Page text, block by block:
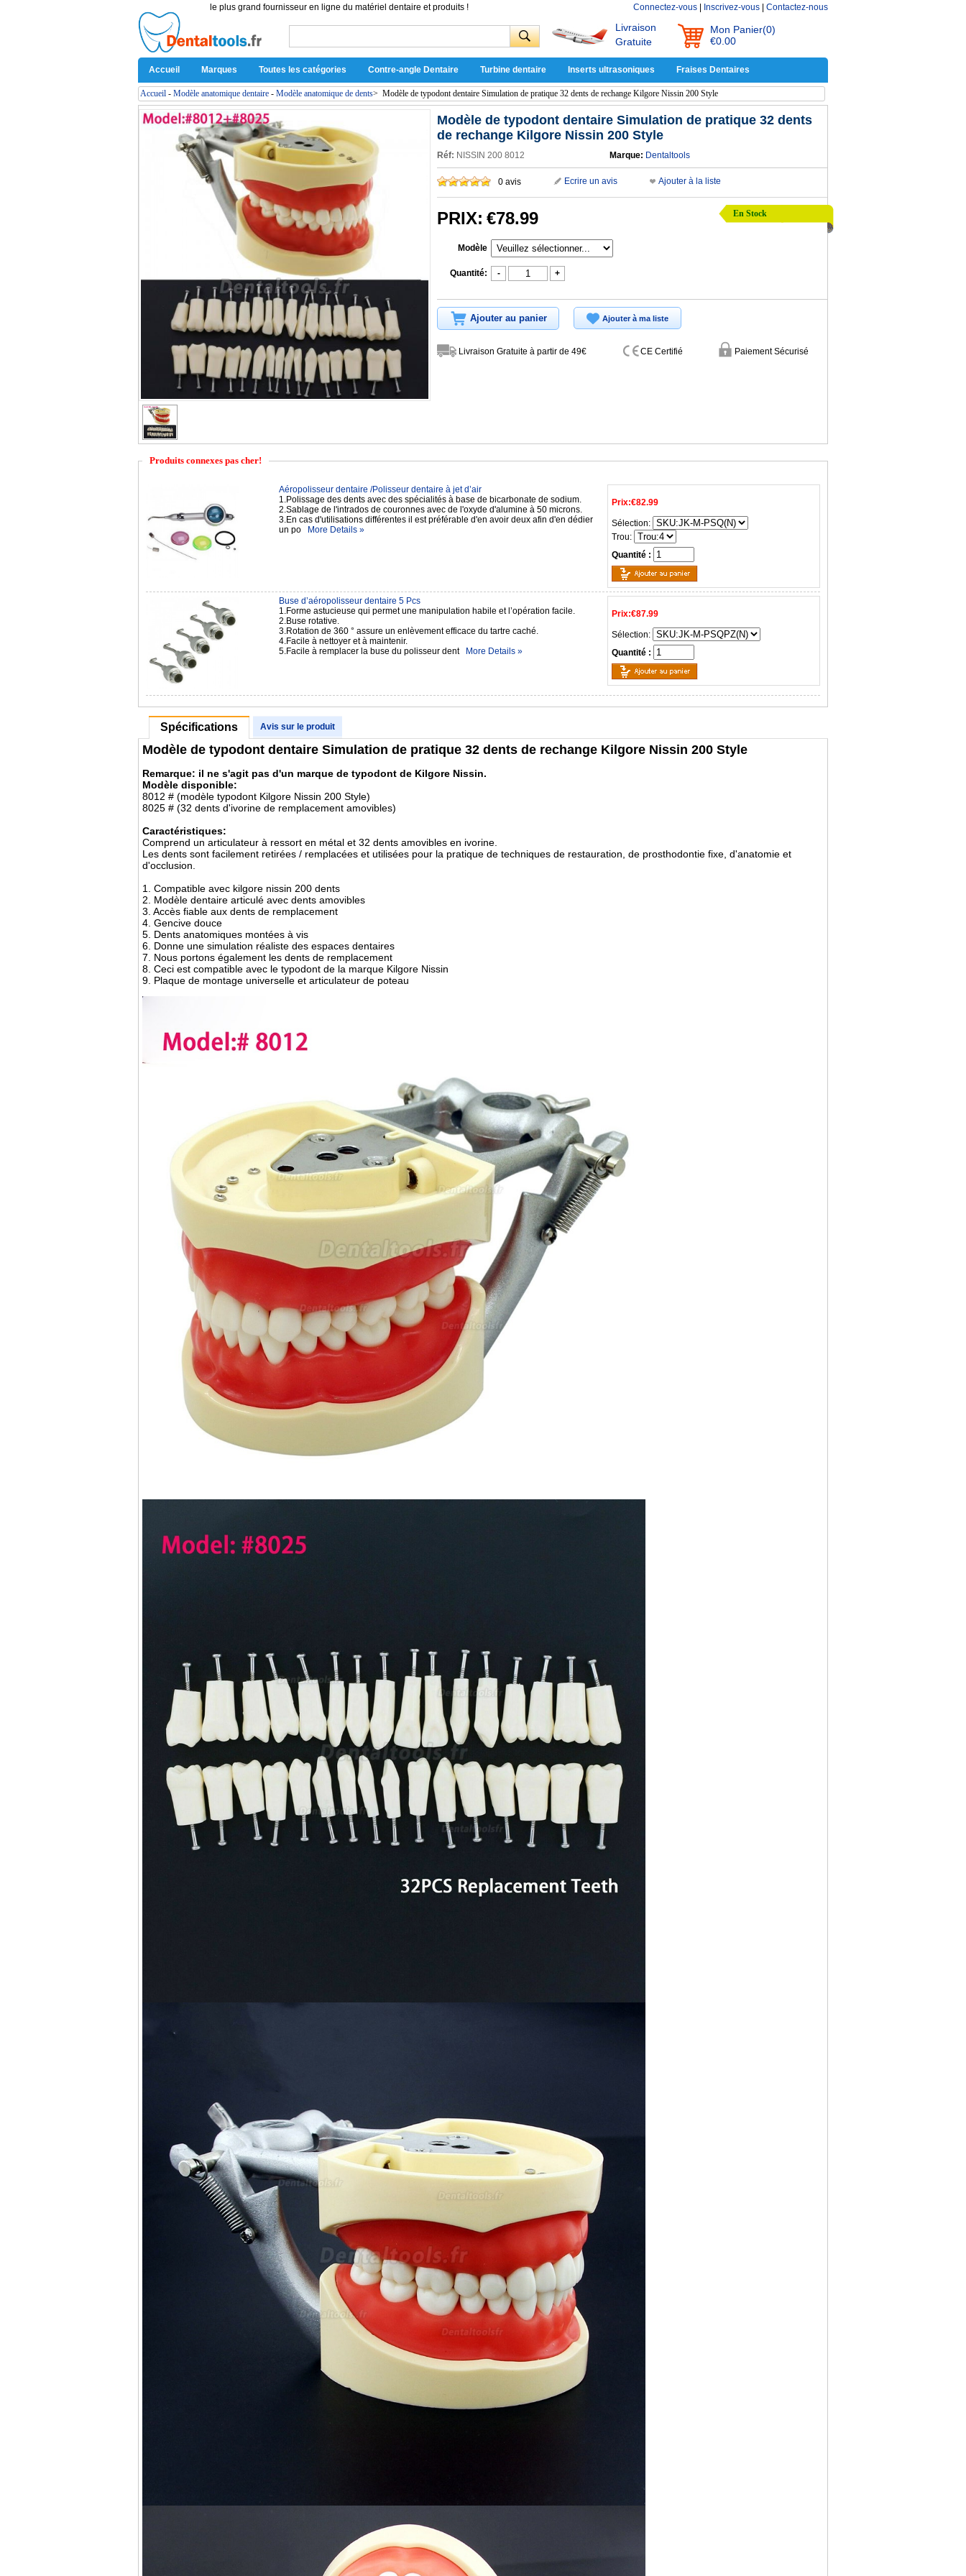
le plus grand fournisseur en ligne du matériel dentaire et produits ! Connectez-vous Inscrivez-vous Contactez-nous
Livraison
Gratuite
Mon Panier(0)
€0.00
Accueil Marques Toutes les catégories Contre-angle Dentaire Turbine dentaire Inserts ultrasoniques Fraises Dentaires
Accueil - Modèle anatomique dentaire - Modèle anatomique de dents> Modèle de typodont dentaire Simulation de pratique 32 dents de rechange Kilgore Nissin 200 Style
Modèle de typodont dentaire Simulation de pratique 32 dents
de rechange Kilgore Nissin 200 Style
Réf: NISSIN 200 8012 Marque: Dentaltools
0 avis Ecrire un avis Ajouter à la liste
En Stock
PRIX: €78.99
Modèle
Quantité: - +
Ajouter au panier Ajouter à ma liste
Livraison Gratuite à partir de 49€ CE Certifié Paiement Sécurisé
Produits connexes pas cher!
Prix:€82.99
Sélection:
Trou:
Quantité :
Aéropolisseur dentaire /Polisseur dentaire à jet d’air
1.Polissage des dents avec des spécialités à base de bicarbonate de sodium.
2.Sablage de l'intrados de couronnes avec de l'oxyde d'alumine à 50 microns.
3.En cas d'utilisations différentes il est préférable d'en avoir deux afin d'en dédier
un po
More Details »
Prix:€87.99
Sélection:
Quantité :
Buse d’aéropolisseur dentaire 5 Pcs
1.Forme astucieuse qui permet une manipulation habile et l’opération facile.
2.Buse rotative.
3.Rotation de 360 ° assure un enlèvement efficace du tartre caché.
4.Facile à nettoyer et à maintenir.
5.Facile à remplacer la buse du polisseur dent
More Details »
Spécifications Avis sur le produit
Modèle de typodont dentaire Simulation de pratique 32 dents de rechange Kilgore Nissin 200 Style
Remarque: il ne s'agit pas d'un marque de typodont de Kilgore Nissin.
Modèle disponible:
8012 # (modèle typodont Kilgore Nissin 200 Style)
8025 # (32 dents d'ivorine de remplacement amovibles)
Caractéristiques:
Comprend un articulateur à ressort en métal et 32 dents amovibles en ivorine.
Les dents sont facilement retirées / remplacées et utilisées pour la pratique de techniques de restauration, de prosthodontie fixe, d'anatomie et
d'occlusion.
1. Compatible avec kilgore nissin 200 dents
2. Modèle dentaire articulé avec dents amovibles
3. Accès fiable aux dents de remplacement
4. Gencive douce
5. Dents anatomiques montées à vis
6. Donne une simulation réaliste des espaces dentaires
7. Nous portons également les dents de remplacement
8. Ceci est compatible avec le typodont de la marque Kilgore Nissin
9. Plaque de montage universelle et articulateur de poteau